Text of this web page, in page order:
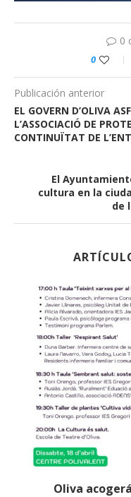
0
0
Publicación anterior
EL GOVERN D’OLIVA
L’ASSOCIACIÓ DE
CONTINUÏTAT DE
El
cultura en la
de
Oliva